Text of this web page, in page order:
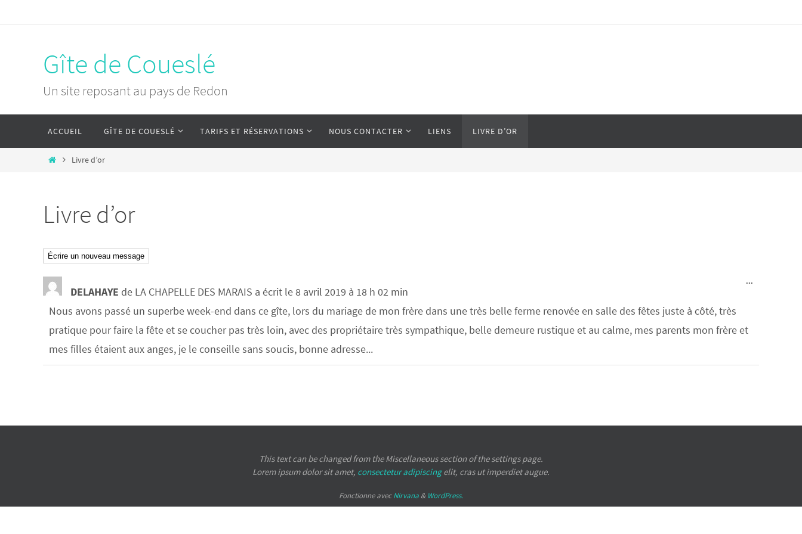
Gîte de Coueslé
Un site reposant au pays de Redon
le
ACCUEIL GÎTE DE COUESLÉ TARIFS ET RÉSERVATIONS NOUS CONTACTER LIENS LIVRE D’OR
HomeLivre d’or
Livre d’or
DELAHAYE de LA CHAPELLE DES MARAIS a écrit le8 avril 2019 à 18 h 02 min
Nous avons passé un superbe week-end dans ce gîte, lors du mariage de mon frère dans une très belle ferme renovée en salle des fêtes juste à côté, très
pratique pour faire la fête et se coucher pas très loin, avec des propriétaire très sympathique, belle demeure rustique et au calme, mes parents mon frère et
mes filles étaient aux anges, je le conseille sans soucis, bonne adresse...
...
This text can be changed from the Miscellaneous section of the settings page.
Lorem ipsumdolor sit amet, consectetur adipiscingelit, cras ut imperdiet augue.
Fonctionne avecNirvana & WordPress.